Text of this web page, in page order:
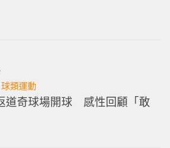
球類運動
道奇球場開球 感性回顧「敢